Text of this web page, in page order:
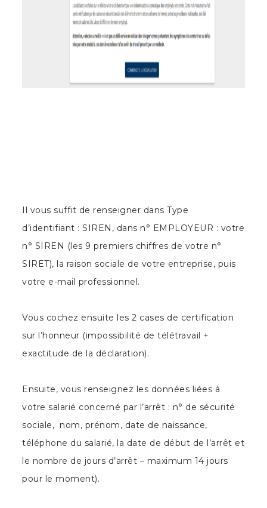
Il vous suffit de renseigner dans Type
d’identifiant : SIREN, dans n° EMPLOYEUR : votre
n° SIREN (les 9 premiers chiffres de votre n°
SIRET), la raison sociale de votre entreprise, puis
votre e-mail professionnel.
Vous cochez ensuite les 2 cases de certification
sur l’honneur (impossibilité de télétravail +
exactitude de la déclaration).
Ensuite, vous renseignez les données liées à
votre salarié concerné par l’arrêt : n° de sécurité
sociale, nom, prénom, date de naissance,
téléphone du salarié, la date de début de l’arrêt et
le nombre de jours d’arrêt – maximum 14 jours
pour le moment).